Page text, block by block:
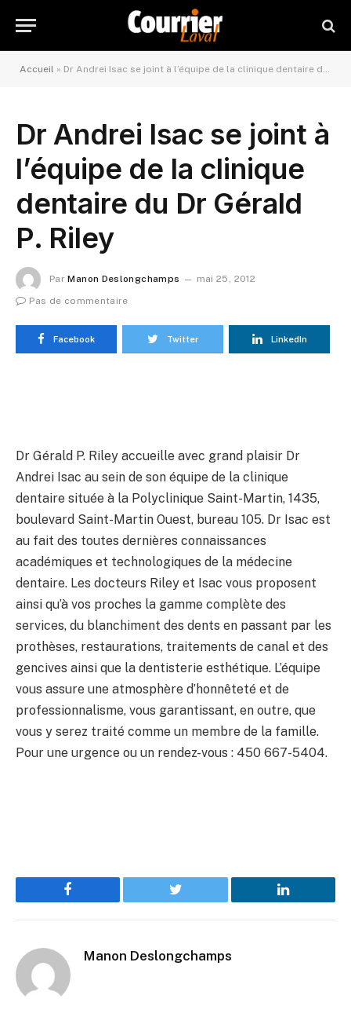
Accueil » Dr Andrei Isac se joint à l’équipe de la clinique dentaire du Dr Gérald P. Riley
Dr Andrei Isac se joint à
l’équipe de la clinique
dentaire du Dr Gérald
P. Riley
Par Manon Deslongchamps
mai 25, 2012
Pas de commentaire
Facebook Twitter LinkedIn
Dr Gérald P. Riley accueille avec grand plaisir Dr
Andrei Isac au sein de son équipe de la clinique
dentaire située à la Polyclinique Saint-Martin, 1435,
boulevard Saint-Martin Ouest, bureau 105. Dr Isac est
au fait des toutes dernières connaissances
académiques et technologiques de la médecine
dentaire. Les docteurs Riley et Isac vous proposent
ainsi qu’à vos proches la gamme complète des
services, du blanchiment des dents en passant par les
prothèses, restaurations, traitements de canal et des
gencives ainsi que la dentisterie esthétique. L’équipe
vous assure une atmosphère d’honnêteté et de
professionnalisme, vous garantissant, en outre, que
vous y serez traité comme un membre de la famille.
Pour une urgence ou un rendez-vous : 450 667-5404.
Facebook Twitter LinkedIn
Manon Deslongchamps